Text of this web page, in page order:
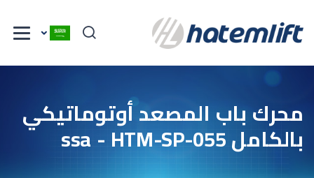
محرك باب المصعد أوتوماتيكي
بالكامل ssa - HTM-SP-055